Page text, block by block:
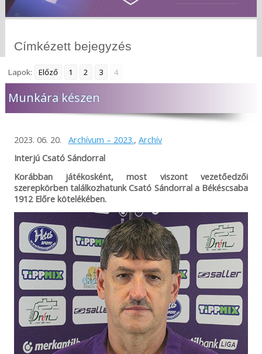
Címkézett bejegyzés
Lapok: Előző 1 2 3 4
Munkára készen
2023. 06. 20. Archívum – 2023., Archív
Interjú Csató Sándorral
Korábban játékosként, most viszont vezetőedzői
szerepkörben találkozhatunk Csató Sándorral a Békéscsaba
1912 Előre kötelékében.